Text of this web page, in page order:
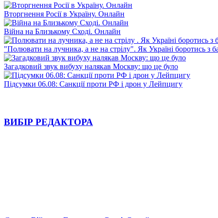
Вторгнення Росії в Україну. Онлайн
Війна на Близькому Сході. Онлайн
"Полювати на лучника, а не на стрілу". Як Україні боротись з
Загадковий звук вибуху налякав Москву: що це було
Підсумки 06.08: Санкції проти РФ і дрон у Лейпцигу
ВИБІР РЕДАКТОРА